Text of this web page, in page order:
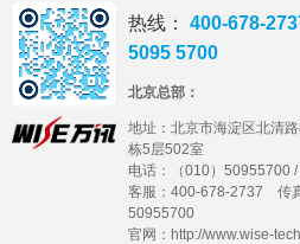
热线： 400-678-
5095 5700
北京总部：
地址： 北京市海淀区北清
栋5层502室
电话：（010）50955700
客服：400-678-2737 传
50955700
官网：http://www.wise-